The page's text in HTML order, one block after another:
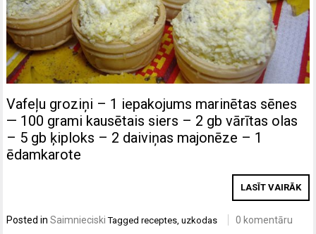
Vafeļu groziņi – 1 iepakojums marinētas sēnes
— 100 grami kausētais siers – 2 gb vārītas olas
– 5 gb ķiploks – 2 daiviņas majonēze – 1
ēdamkarote
LASĪT VAIRĀK
Posted inSaimnieciski Taggedreceptes ,uzkodas 0 komentāru